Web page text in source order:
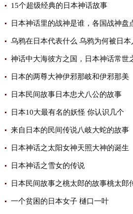
15个超级经典的日本神话故事
日本神话里的战神是谁，各国战神盘
乌鸦在日本代表什么 乌鸦为何被日
神话中大海彼方之国，日本神话常世
日本的两尊大神伊邪那岐和伊邪那美
日本民间故事日本忠犬八公的故事
日本10大最有名的妖怪 你认识几个
来自日本的民间传说八岐大蛇的故事
日本神话之太阳女神天照大神的诞生
日本神话之雪女的传说
日本民间故事之桃太郎的故事桃太郎
一个贫困的日本女子 樋口一叶